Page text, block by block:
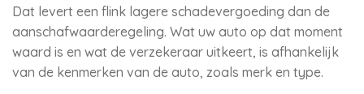
Dat levert een flink lagere schadevergoeding dan de
aanschafwaarderegeling. Wat uw auto op dat moment
waard is en wat de verzekeraar uitkeert, is afhankelijk
van de kenmerken van de auto, zoals merk en type.